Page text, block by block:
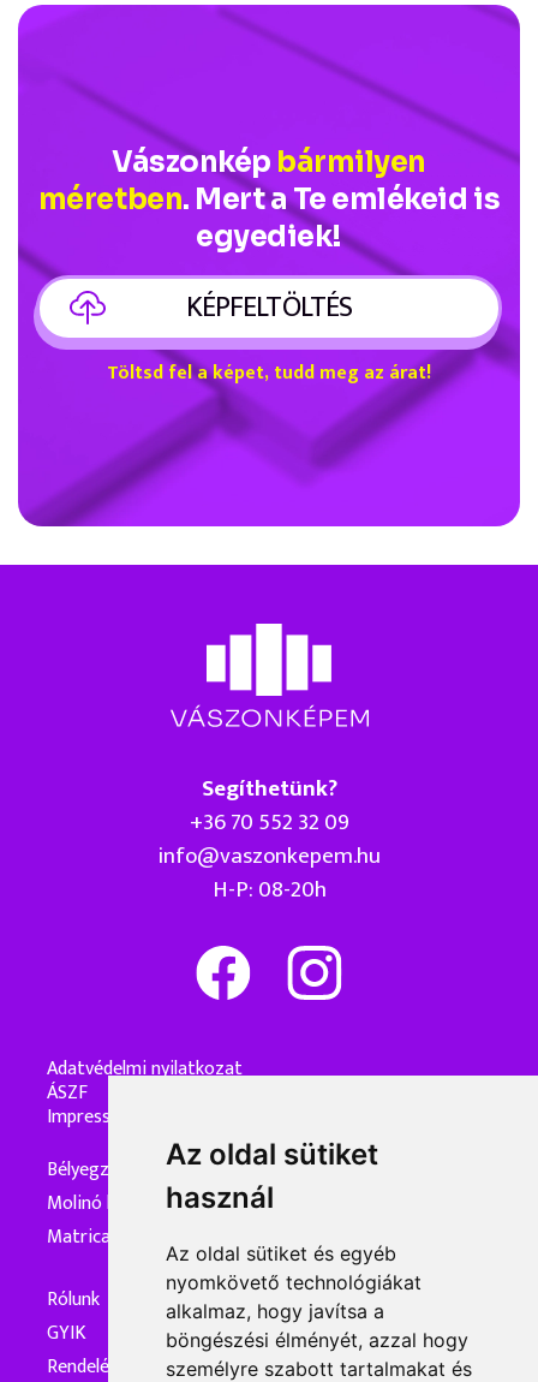
Az oldal sütiket
használ
Az oldal sütiket és egyéb
nyomkövető technológiákat
alkalmaz, hogy javítsa a
böngészési élményét, azzal hogy
személyre szabott tartalmakat és
Vászonkép bármilyen
méretben. Mert a Te emlékeid is
egyediek!
KÉPFELTÖLTÉS
Töltsd fel a képet, tudd meg az árat!
Segíthetünk?
+36 70 552 32 09
info@vaszonkepem.hu
H-P: 08-20h
Rólunk
GYIK
Rendelés és kiszállítás
Bélyegzőkészítés
Molinó készítés
Matrica készítés
Adatvédelmi nyilatkozat
ÁSZF
Impresszum